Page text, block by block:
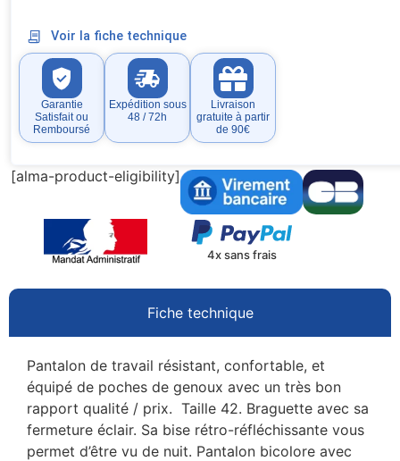
Voir la fiche technique
Garantie
Satisfait ou
Remboursé
Expédition sous
48 / 72h
Livraison
gratuite à partir
de 90€
[alma-product-eligibility]
4x sans frais
Fiche technique
Pantalon de travail résistant, confortable, et
équipé de poches de genoux avec un très bon
rapport qualité / prix. Taille 42. Braguette avec sa
fermeture éclair. Sa bise rétro-réfléchissante vous
permet d’être vu de nuit. Pantalon bicolore avec